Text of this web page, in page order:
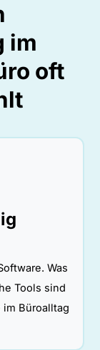
im
oft
Was
Tools sind
Büroalltag